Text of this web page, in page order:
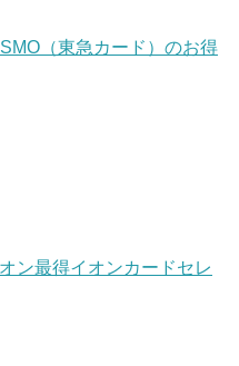
（東急カード）のお得
ン最得イオンカードセレ